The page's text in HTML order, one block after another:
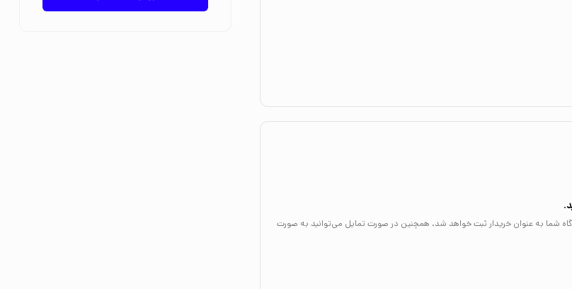
شما به عنوان خریدار ثبت خواهد شد. همچنین در صورت تمایل می‌توانید به صورت